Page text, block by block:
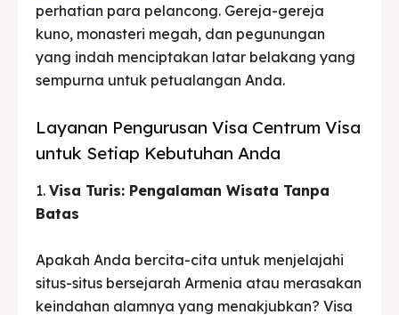
perhatian para pelancong. Gereja-gereja
kuno, monasteri megah, dan pegunungan
yang indah menciptakan latar belakang yang
sempurna untuk petualangan Anda.
Layanan Pengurusan Visa Centrum Visa
untuk Setiap Kebutuhan Anda
1. Visa Turis: Pengalaman Wisata Tanpa
Batas
Apakah Anda bercita-cita untuk menjelajahi
situs-situs bersejarah Armenia atau merasakan
keindahan alamnya yang menakjubkan? Visa